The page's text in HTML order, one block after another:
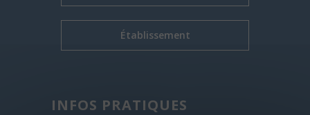
Établissement
INFOS PRATIQUES